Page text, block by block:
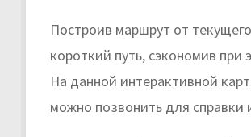
Построив маршрут от
короткий путь, сэкономив при
На данной интерактивной
можно позвонить для справки